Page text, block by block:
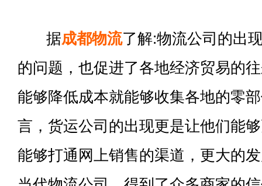
据成都物流了解:物流公司的出
的问题，也促进了各地经济贸易的
能够降低成本就能够收集各地的零
言，货运公司的出现更是让他们能
能够打通网上销售的渠道，更大的